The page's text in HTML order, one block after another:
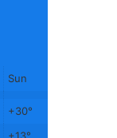
Sun
+30°